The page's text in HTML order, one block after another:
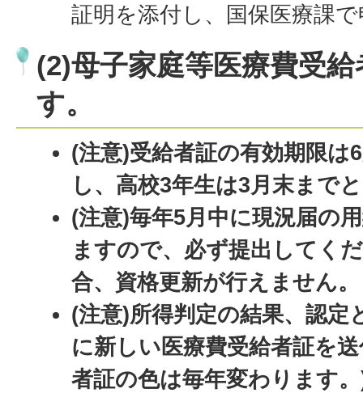
証明を添付し、国保医療課
(2)母子家庭等医療費受
す。
(注意)受給者証の有効期限は
し、高校3年生は3月末まで
(注意)毎年5月中に現況届の
ますので、必ず提出してく
合、資格更新が行えません。
(注意)所得判定の結果、認定
に新しい医療費受給者証を
者証の色は毎年変わります